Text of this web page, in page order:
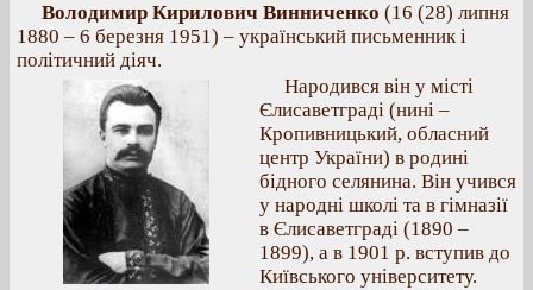
Володимир Кирилович Винниченко (16 (28) липня
1880 – 6 березня 1951) – український письменник і
політичний діяч.
Народився він у місті
Єлисаветграді (нині –
Кропивницький, обласний
центр України) в родині
бідного селянина. Він учився
у народні школі та в гімназії
в Єлисаветграді (1890 –
1899), а в 1901 р. вступив до
Київського університету.